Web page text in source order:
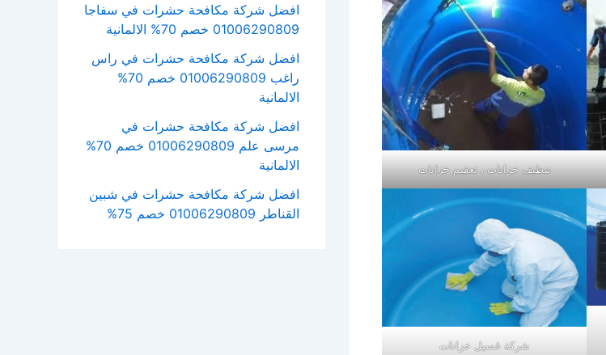
تنظيف خزانات ، تعقيم خزانات
شركة غسيل خزانات
افضل شركة مكافحة حشرات في سفاجا
01006290809 خصم 70% الالمانية
افضل شركة مكافحة حشرات في راس
راغب 01006290809 خصم 70%
الالمانية
افضل شركة مكافحة حشرات في
مرسى علم 01006290809 خصم 70%
الالمانية
افضل شركة مكافحة حشرات في شبين
القناطر 01006290809 خصم 75%